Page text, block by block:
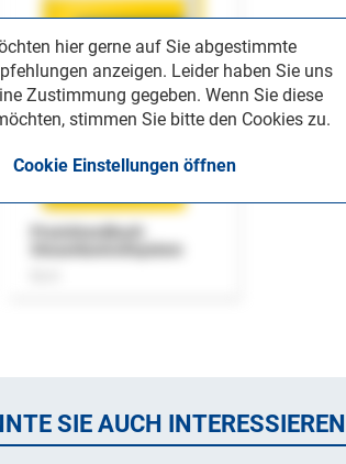
hier gerne auf Sie abgestimmte
anzeigen. Leider haben Sie uns
Zustimmung gegeben. Wenn Sie diese
stimmen Sie bitte den Cookies zu.
Cookie Einstellungen öffnen
Praxishandbuch
SIE AUCH INTERESSIEREN